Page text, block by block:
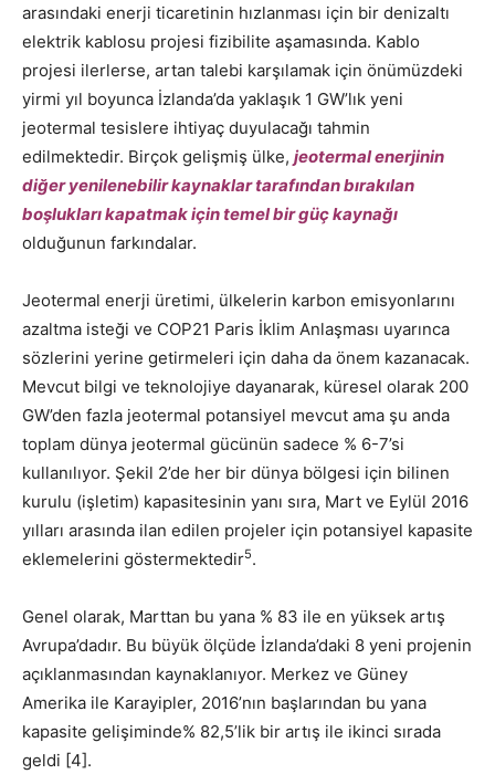
arasındaki enerji ticaretinin hızlanması için bir denizaltı
elektrik kablosu projesi fizibilite aşamasında. Kablo
projesi ilerlerse, artan talebi karşılamak için önümüzdeki
yirmi yıl boyunca İzlanda’da yaklaşık 1 GW’lık yeni
jeotermal tesislere ihtiyaç duyulacağı tahmin
edilmektedir. Birçok gelişmiş ülke, jeotermal enerjinin
diğer yenilenebilir kaynaklar tarafından bırakılan
boşlukları kapatmak için temel bir güç kaynağı
olduğunun farkındalar.
Jeotermal enerji üretimi, ülkelerin karbon emisyonlarını
azaltma isteği ve COP21 Paris İklim Anlaşması uyarınca
sözlerini yerine getirmeleri için daha da önem kazanacak.
Mevcut bilgi ve teknolojiye dayanarak, küresel olarak 200
GW’den fazla jeotermal potansiyel mevcut ama şu anda
toplam dünya jeotermal gücünün sadece % 6-7’si
kullanılıyor. Şekil 2’de her bir dünya bölgesi için bilinen
kurulu (işletim) kapasitesinin yanı sıra, Mart ve Eylül 2016
yılları arasında ilan edilen projeler için potansiyel kapasite
eklemelerini göstermektedir5.
Genel olarak, Marttan bu yana % 83 ile en yüksek artış
Avrupa’dadır. Bu büyük ölçüde İzlanda’daki 8 yeni projenin
açıklanmasından kaynaklanıyor. Merkez ve Güney
Amerika ile Karayipler, 2016’nın başlarından bu yana
kapasite gelişiminde% 82,5’lik bir artış ile ikinci sırada
geldi [4].